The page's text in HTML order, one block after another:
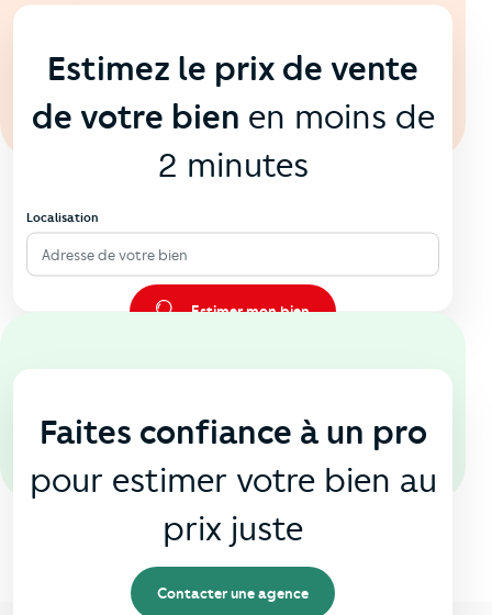
Estimez le prix de vente
de votre bien en moins de
2 minutes
Localisation
Adresse de votre bien
Estimer mon bien
En agence
Faites confiance à un pro
pour estimer votre bien au
prix juste
Contacter une agence